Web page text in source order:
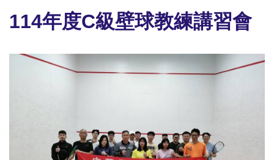
114年度C級壁球教練講習會